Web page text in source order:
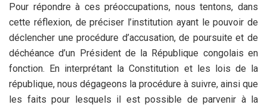
Pour répondre à ces préoccupations, nous tentons, dans
cette réflexion, de préciser l’institution ayant le pouvoir de
déclencher une procédure d’accusation, de poursuite et de
déchéance d’un Président de la République congolais en
fonction. En interprétant la Constitution et les lois de la
république, nous dégageons la procédure à suivre, ainsi que
les faits pour lesquels il est possible de parvenir à la